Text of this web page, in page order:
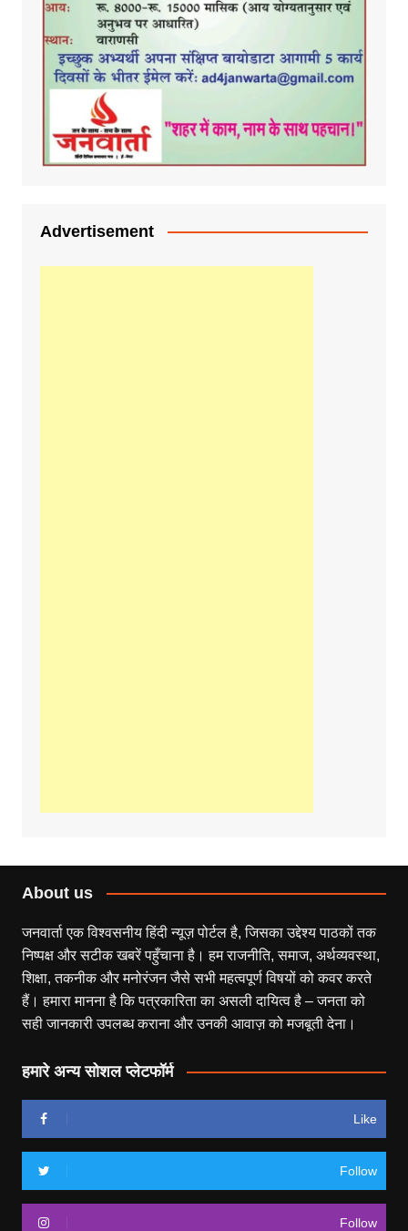
Advertisement
About us
जनवार्ता एक विश्वसनीय हिंदी न्यूज़ पोर्टल है, जिसका उद्देश्य पाठकों तक
निष्पक्ष और सटीक खबरें पहुँचाना है। हम राजनीति, समाज, अर्थव्यवस्था,
शिक्षा, तकनीक और मनोरंजन जैसे सभी महत्वपूर्ण विषयों को कवर करते
हैं। हमारा मानना है कि पत्रकारिता का असली दायित्व है – जनता को
सही जानकारी उपलब्ध कराना और उनकी आवाज़ को मजबूती देना।
हमारे अन्य सोशल प्लेटफॉर्म
Like
Follow
Follow